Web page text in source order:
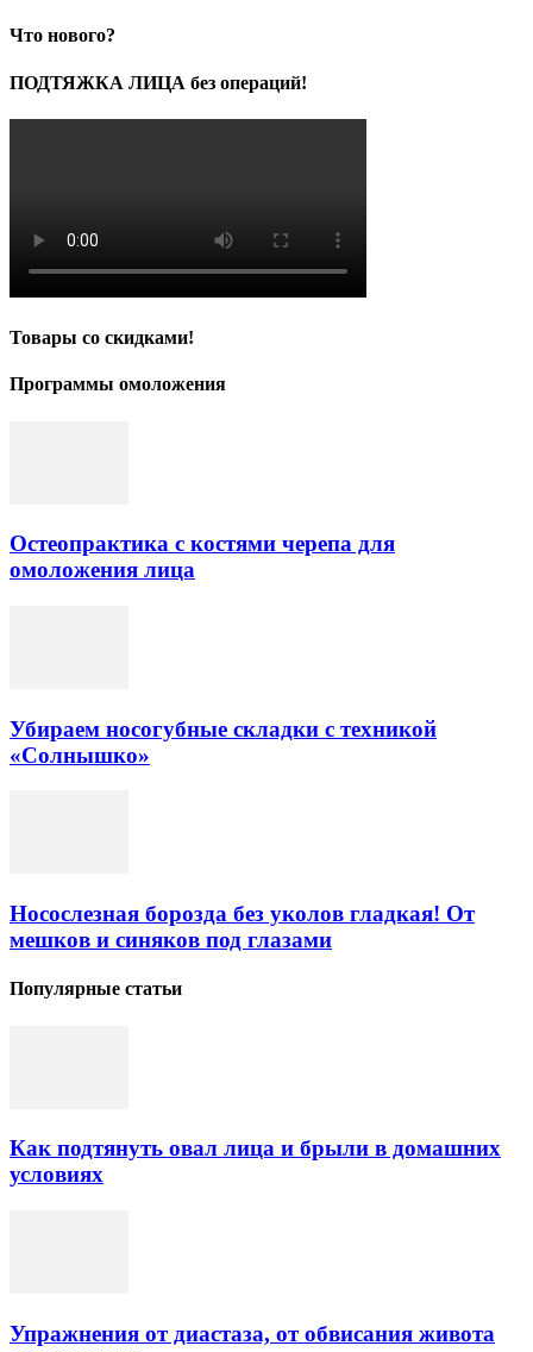
Что нового?
ПОДТЯЖКА ЛИЦА без операций!
Товары со скидками!
Программы омоложения
Остеопрактика с костями черепа для
омоложения лица
Убираем носогубные складки с техникой
«Солнышко»
Носослезная борозда без уколов гладкая! От
мешков и синяков под глазами
Популярные статьи
Как подтянуть овал лица и брыли в домашних
условиях
Упражнения от диастаза, от обвисания живота